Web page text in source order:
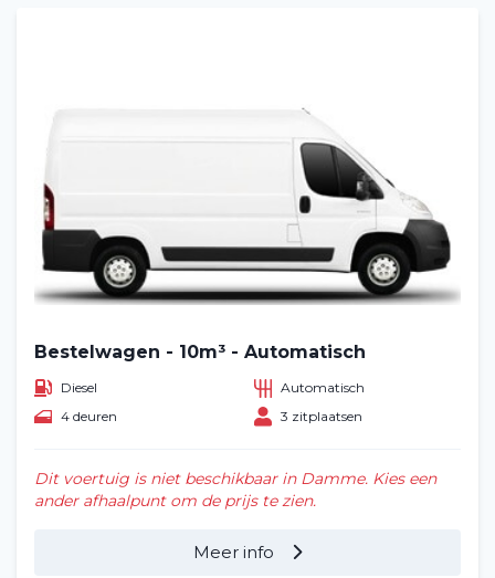
Bestelwagen - 10m³ - Automatisch
Diesel
Automatisch
4 deuren
3 zitplaatsen
Dit voertuig is niet beschikbaar in Damme. Kies een
ander afhaalpunt om de prijs te zien.
Meer info